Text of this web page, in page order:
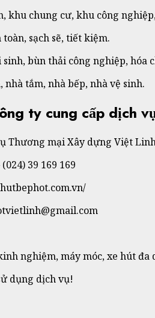
khu chung cư, khu công
sạch sẽ, tiết kiệm.
bùn thải công nghiệp, hóa
tắm, nhà bếp, nhà vệ sinh.
ty cung cấp dịch
Thương mại Xây dựng Việt
39 169 169
nghiệm, máy móc, xe hút
dụng dịch vụ!